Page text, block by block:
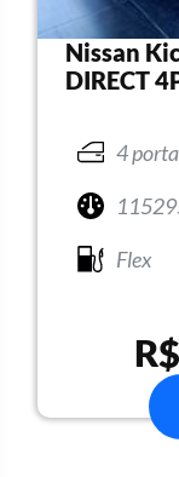
Nissan
DIRECT
4
Flex